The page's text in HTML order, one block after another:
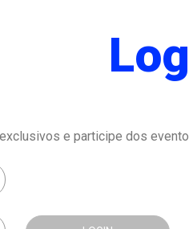
e participe dos